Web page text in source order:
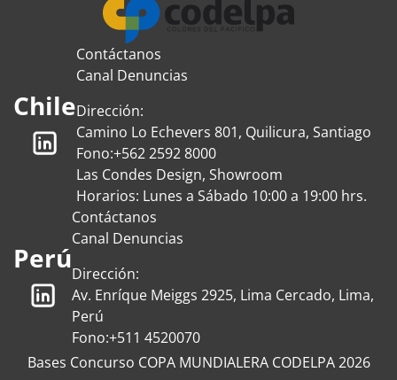
Chile
Contáctanos
Canal Denuncias
Dirección:
Camino Lo Echevers 801, Quilicura, Santiago
Fono:+562 2592 8000
Las Condes Design, Showroom
Horarios: Lunes a Sábado 10:00 a 19:00 hrs.
Perú
Contáctanos
Canal Denuncias
Dirección:
Av. Enríque Meiggs 2925, Lima Cercado, Lima,
Perú
Fono:+511 4520070
Bases Concurso COPA MUNDIALERA CODELPA 2026